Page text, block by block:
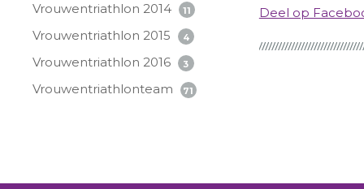
Vrouwentriathlon 2014 11
Vrouwentriathlon 2015 4
Vrouwentriathlon 2016 3
Vrouwentriathlonteam 71
Deel op